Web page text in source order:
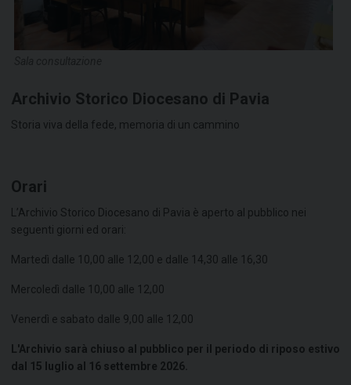
Archivio Storico Diocesano di Pavia
Storia viva della fede, memoria di un cammino
Orari
L’Archivio Storico Diocesano di Pavia è aperto al pubblico nei
seguenti giorni ed orari:
Martedì dalle 10,00 alle 12,00 e dalle 14,30 alle 16,30
Mercoledì dalle 10,00 alle 12,00
Venerdì e sabato dalle 9,00 alle 12,00
L'Archivio sarà chiuso al pubblico per il periodo di riposo estivo
dal 15 luglio al 16 settembre 2026.